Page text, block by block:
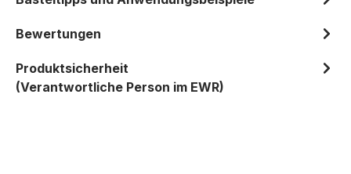
Bewertungen
Produktsicherheit
(Verantwortliche Person im EWR)